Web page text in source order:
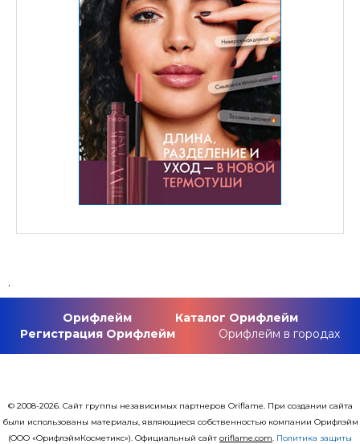
.
Орифлейм
Каталог Орифлейм
Регистрация Орифлейм
Орифлейм в городах
© 2008-2026. Сайт группы независимых партнеров Oriflame. При создании сайта
были использованы материалы, являющиеся собственностью компании Орифлэйм
(ООО «ОрифлэймКосметикс»). Официальный сайт оriflаme.com. Политика защиты